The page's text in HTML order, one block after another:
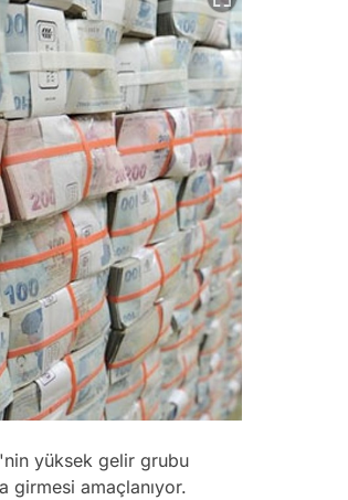
yüksek gelir grubu
girmesi amaçlanıyor.